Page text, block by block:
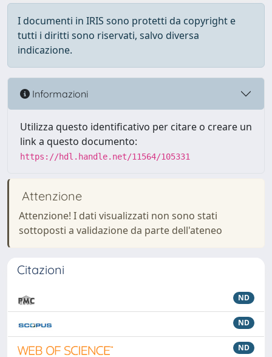
I documenti in IRIS sono protetti da copyright e
tutti i diritti sono riservati, salvo diversa
indicazione.
Informazioni
Utilizza questo identificativo per citare o creare un
link a questo documento:
https://hdl.handle.net/11564/105331
Attenzione
Attenzione! I dati visualizzati non sono stati
sottoposti a validazione da parte dell'ateneo
Citazioni
ND
ND
ND